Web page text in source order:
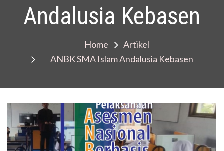
Andalusia Kebasen
Home
Artikel
ANBK SMA Islam Andalusia Kebasen